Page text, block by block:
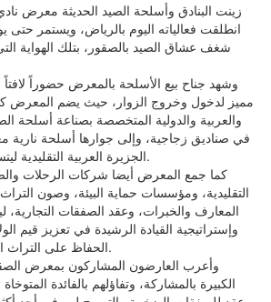
زينت البنادق وأسلحة الصيد الحديثة معرض
انطلقت فعالياته اليوم بالرياض، ويستمر
شغف عشاق الصيد بالصقور، بتلك الهواية
وشهد جناح بيع الأسلحة بالمعرض حضوراً لافتاً
مميز لدخول وخروج الزوار، حيث يضم المعرض
والعربية والدولية المتخصصة بصناعة أسلحة
في صناديق زجاجية، وإلى جوارها أسلحة نارية
الجزيرة العربية التقليدية ليتسنى للزائر التعرف عليها.
كما جمع المعرض أيضا شركات الرحلات
التقليدية، ومؤسسات حماية البيئة، وصون
المعارف والخبرات، وعقد الصفقات التجارية،
وإستراتيجية القيادة الرشيدة في تعزيز قيم
الحفاظ على التراث الأصيل وضمان استدامته.
وأعرب العارضون المشاركون بمعرض
الكبيرة بالمشاركة، وتفاؤلهم بالفائدة